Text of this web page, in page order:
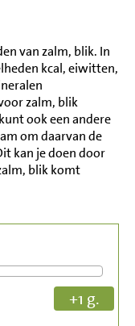
van zalm, blik. In
kcal, eiwitten,
zalm, blik
ook een andere
om daarvan de
kan je doen door
blik komt
+1 g.